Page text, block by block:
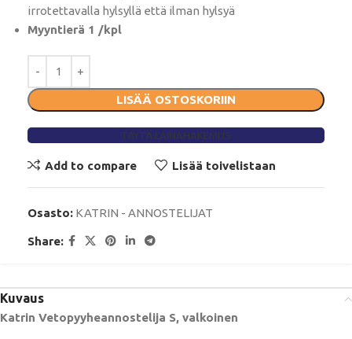
irrotettavalla hylsyllä että ilman hylsyä
Myyntierä 1 /kpl
LISÄÄ OSTOSKORIIN
TÄYTÄ LAINAHAKEMUS
Add to compare Lisää toivelistaan
Osasto: KATRIN - ANNOSTELIJAT
Share:
Kuvaus
Katrin Vetopyyheannostelija S, valkoinen